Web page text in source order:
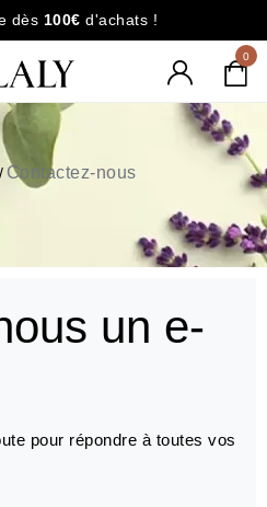
dès 100€d'achats !
0
Contactez-nous
un e-
pour répondre à toutes vos